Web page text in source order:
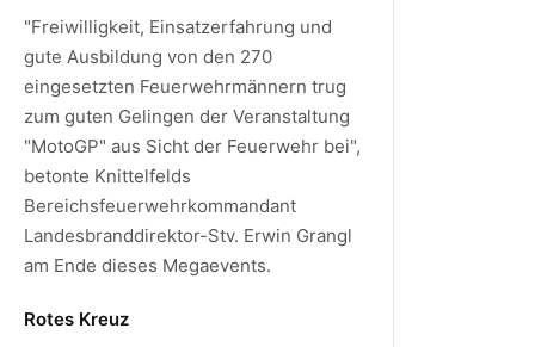
"Freiwilligkeit, Einsatzerfahrung und
gute Ausbildung von den 270
eingesetzten Feuerwehrmännern trug
zum guten Gelingen der Veranstaltung
"MotoGP" aus Sicht der Feuerwehr bei",
betonte Knittelfelds
Bereichsfeuerwehrkommandant
Landesbranddirektor-Stv. Erwin Grangl
am Ende dieses Megaevents.
Rotes Kreuz